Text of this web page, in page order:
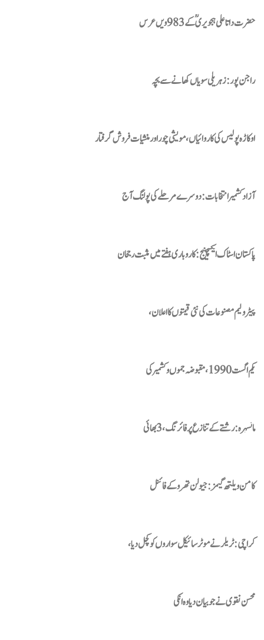
حضرت داتا علی ہجویریؒ کے 983 ویں عرس
راجن پور : زہریلی سویاں کھانے سے بچہ
اوکاڑہ پولیس کی کاروائیاں، مویشی چوراورمنشیات فروش گرفتار
آزاد کشمیر انتخابات: دوسرے مرحلے کی پولنگ آج
پاکستان اسٹاک ایکسچینج: کاروباری ہفتے میں مثبت رجحان
پیٹرولیم مصنوعات کی نئی قیمتوں کا اعلان ،
یکم اگست 1990، مقبوضہ جموں و کشمیر کی
مانسہرہ: رشتے کے تنازع پر فائرنگ، 3 بھائی
کامن ویلتھ گیمز : جیولن تھرو کے فائنل
کراچی: ٹریلر نے موٹرسائیکل سواروں کو کچل دیا،
محسن نقوی نے جو بیان دیا وہ انکی